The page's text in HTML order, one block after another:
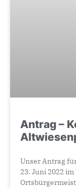
Antrag –
Unser Antrag
23. Juni 2022